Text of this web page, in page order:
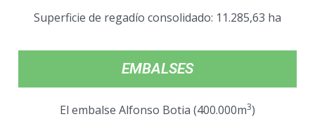
Superficie de regadío consolidado: 11.285,63 ha
EMBALSES
El embalse Alfonso Botia (400.000m3)